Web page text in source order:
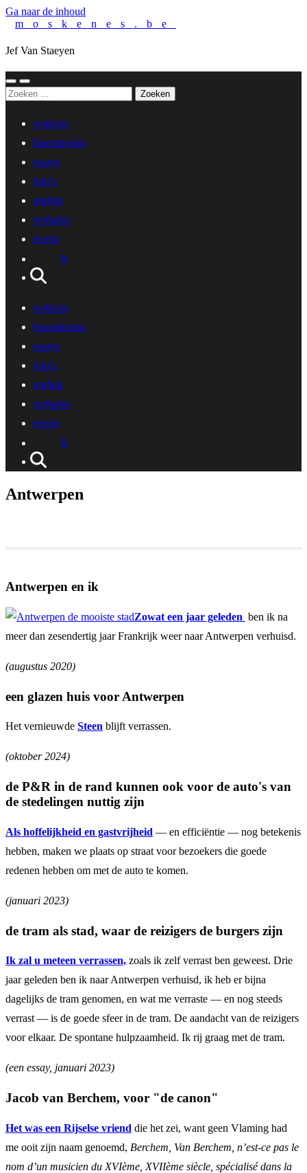
Ga naar de inhoud
moskenes.be
Jef Van Staeyen
Toggle
mobiel
menu
Toggle
zoekveld
Zoeken
welkom
bloemlezing
essays
foto’s
grafiek
verhalen
recent
fr
welkom
bloemlezing
essays
foto’s
grafiek
verhalen
recent
fr
Antwerpen
Antwerpen en ik
Zowat een jaar geleden ben ik na
meer dan zesendertig jaar Frankrijk weer naar Antwerpen verhuisd.
(augustus 2020)
een glazen huis voor Antwerpen
Het vernieuwde Steen blijft verrassen.
(oktober 2024)
de P&R in de rand kunnen ook voor de auto's van
de stedelingen nuttig zijn
Als hoffelijkheid en gastvrijheid — en efficiëntie — nog betekenis
hebben, maken we plaats op straat voor bezoekers die goede
redenen hebben om met de auto te komen.
(januari 2023)
de tram als stad, waar de reizigers de burgers zijn
Ik zal u meteen verrassen, zoals ik zelf verrast ben geweest. Drie
jaar geleden ben ik naar Antwerpen verhuisd, ik heb er bijna
dagelijks de tram genomen, en wat me verraste — en nog steeds
verrast — is de goede sfeer in de tram. De aandacht van de reizigers
voor elkaar. De spontane hulpzaamheid. Ik rij graag met de tram.
(een essay, januari 2023)
Jacob van Berchem, voor "de canon"
Het was een Rijselse vriend die het zei, want geen Vlaming had
me ooit zijn naam genoemd, Berchem, Van Berchem, n’est-ce pas le
nom d’un musicien du XVIème, XVIIème siècle, spécialisé dans la